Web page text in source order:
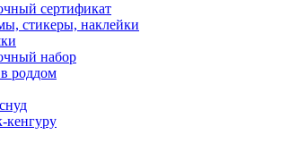
сертификат
стикеры, наклейки
набор
роддом
кенгуру